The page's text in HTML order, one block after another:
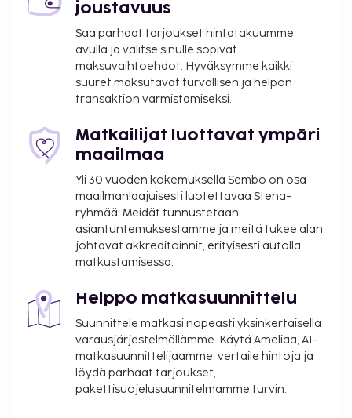
joustavuus
Saa parhaat tarjoukset hintatakuumme
avulla ja valitse sinulle sopivat
maksuvaihtoehdot. Hyväksymme kaikki
suuret maksutavat turvallisen ja helpon
transaktion varmistamiseksi.
Matkailijat luottavat ympäri
maailmaa
Yli 30 vuoden kokemuksella Sembo on osa
maailmanlaajuisesti luotettavaa Stena-
ryhmää. Meidät tunnustetaan
asiantuntemuksestamme ja meitä tukee alan
johtavat akkreditoinnit, erityisesti autolla
matkustamisessa.
Helppo matkasuunnittelu
Suunnittele matkasi nopeasti yksinkertaisella
varausjärjestelmällämme. Käytä Ameliaa, AI-
matkasuunnittelijaamme, vertaile hintoja ja
löydä parhaat tarjoukset,
pakettisuojelusuunnitelmamme turvin.